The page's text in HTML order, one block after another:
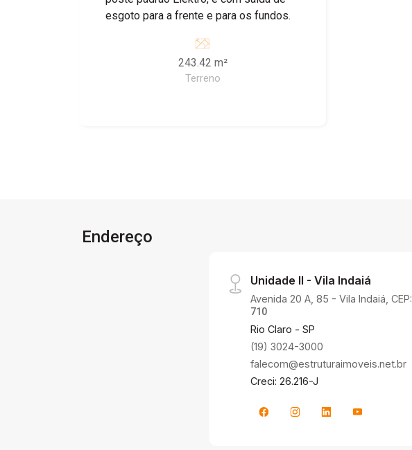
esgoto para a frente e para os fundos.
243.42 m²
Terreno
Endereço
Unidade II - Vila Indaiá
Avenida 20 A, 85 - Vila Indaiá, CEP:
710
Rio Claro - SP
(19) 3024-3000
falecom@estruturaimoveis.net.br
Creci: 26.216-J